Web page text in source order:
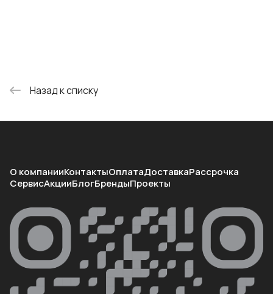
Назад к списку
О компанииКонтактыОплатаДоставкаРассрочка
СервисАкцииБлогБрендыПроекты